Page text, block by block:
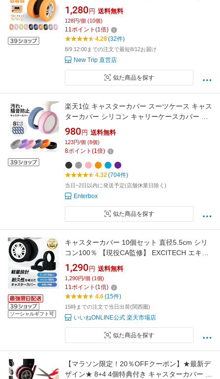
ン製 静音 傷防止 汚れ防止 水洗い可能 簡単装着
耐久性 キャスター保護
1,280 円 送料無料
128円/個 (10個)
11ポイント (1倍)
4.28(32件)
8/9 12:00までの注文で最短8/12お届け
New Trip 直営店
似た商品を探す
楽天1位 キャスターカバー スーツケース キャス
ターカバー シリコン キャリーケースカバー タ
イヤカバー スーツケース キャスターカバー 8個
入り 騒音軽減 傷防止 車輪カバー 取れにくい キ
ャスター台 汚れにくい 傷つけにくい
980 円 送料無料
123円/個 (8個)
8ポイント (1倍)
4.32(704件)
当日~2日以内に発送予定(店舗休業日除く)
Enterbox
似た商品を探す
ソーシャルギフト可
キャスターカバー 10個セット 直径5.5cm シリ
コン100％ 【現役CA監修】 EXCITECH エキサ
イテック スーツケース キャリーケース タイヤ
カバー 車輪カバー スーツケースカバー 騒音低
減 騒音対策 完全防水 おすすめ 人気 ランキング
1,290 円 送料無料
1,290円/個 (1個)
11ポイント (1倍)
4.6(15件)
15時までの注文で当日出荷(関西圏)
いいねONLINE公式 楽天市場店
似た商品を探す
【マラソン限定！20％OFFクーポン】★最新デ
ザイン★ 8+4 4個特典付き キャスターカバー テ